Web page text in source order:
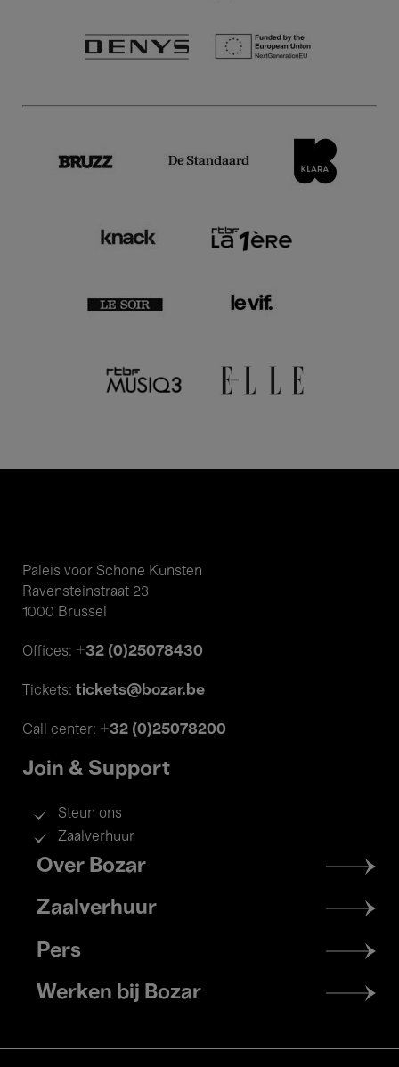
Paleis voor Schone Kunsten
Ravensteinstraat 23
1000 Brussel
Offices: +32 (0)25078430
Tickets: tickets@bozar.be
Call center: +32 (0)25078200
Join & Support
Steun ons
Zaalverhuur
Footer
menu
Over Bozar
Zaalverhuur
Pers
Werken bij Bozar